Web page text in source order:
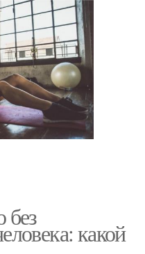
без
какой